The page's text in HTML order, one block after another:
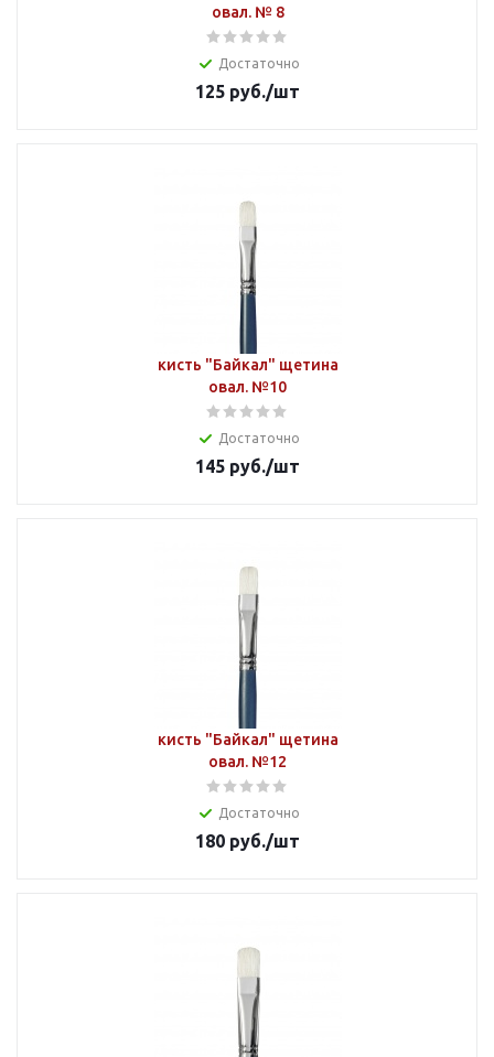
овал. № 8
Достаточно
125 руб./шт
кисть "Байкал" щетина
овал. №10
Достаточно
145 руб./шт
кисть "Байкал" щетина
овал. №12
Достаточно
180 руб./шт